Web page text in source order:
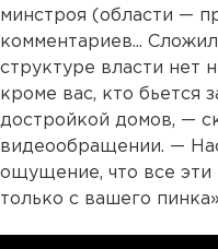
минстроя (области —
комментариев...
структуре власти нет
кроме вас, кто бьется
достройкой домов, —
видеообращении. —
ощущение, что все эти
только с вашего